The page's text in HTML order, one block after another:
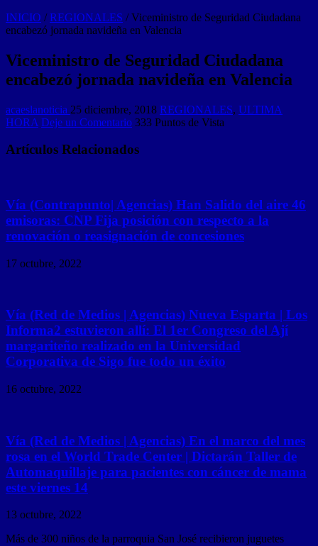
INICIO / REGIONALES / Viceministro de Seguridad Ciudadana
encabezó jornada navideña en Valencia
Viceministro de Seguridad Ciudadana
encabezó jornada navideña en Valencia
acaeslanoticia 25 diciembre, 2018 REGIONALES, ULTIMA
HORA Deje un Comentario 333 Puntos de Vista
Artículos Relacionados
Vía (Contrapunto| Agencias) Han Salido del aire 46
emisoras: CNP Fija posición con respecto a la
renovación o reasignación de concesiones
17 octubre, 2022
Vía (Red de Medios | Agencias) Nueva Esparta | Los
Informa2 estuvieron allí: El 1er Congreso del Ají
margariteño realizado en la Universidad
Corporativa de Sigo fue todo un éxito
16 octubre, 2022
Vía (Red de Medios | Agencias) En el marco del mes
rosa en el World Trade Center | Dictarán Taller de
Automaquillaje para pacientes con cáncer de mama
este viernes 14
13 octubre, 2022
Más de 300 niños de la parroquia San José recibieron juguetes